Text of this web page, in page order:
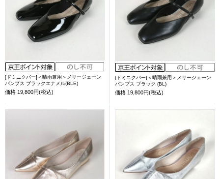
[ドミニクバー]＜晴雨兼用＞メリージェーン
パンプス ブラックエナメル(BLE)
価格 19,800円(税込)
[ドミニクバー]＜晴雨兼用＞メリージェーン
パンプス ブラック (BL)
価格 19,800円(税込)